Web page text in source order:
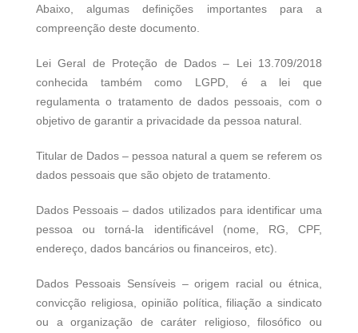
Abaixo, algumas definições importantes para a
compreenção deste documento.
Lei Geral de Proteção de Dados – Lei 13.709/2018
conhecida também como LGPD, é a lei que
regulamenta o tratamento de dados pessoais, com o
objetivo de garantir a privacidade da pessoa natural.
Titular de Dados – pessoa natural a quem se referem os
dados pessoais que são objeto de tratamento.
Dados Pessoais – dados utilizados para identificar uma
pessoa ou torná-la identificável (nome, RG, CPF,
endereço, dados bancários ou financeiros, etc).
Dados Pessoais Sensíveis – origem racial ou étnica,
convicção religiosa, opinião política, filiação a sindicato
ou a organização de caráter religioso, filosófico ou